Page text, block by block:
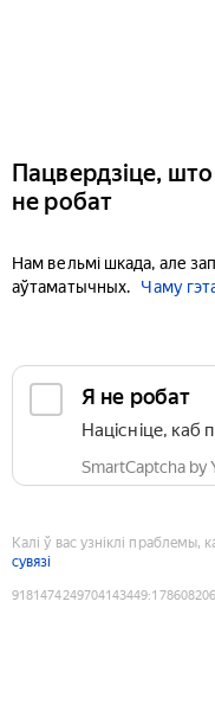
Пацвердзіце,
не робат
Нам вельмі шкада, але
аўтаматычных.
Чаму
Я не робат
Націсніце, каб
SmartCaptcha by
Калі ў вас узніклі праблемы,
сувязі
9181474249704143449: